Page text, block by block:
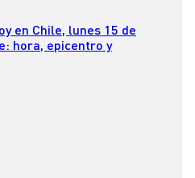
en Chile, lunes 15 de
hora, epicentro y